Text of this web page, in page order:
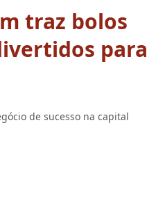
traz bolos
para
de sucesso na capital